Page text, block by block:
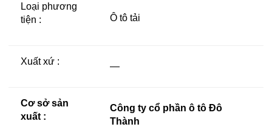
Loại phương
tiện :
Ô tô tải
Xuất xứ : —
Cơ sở sản
xuất :
Công ty cổ phần ô tô Đô
Thành